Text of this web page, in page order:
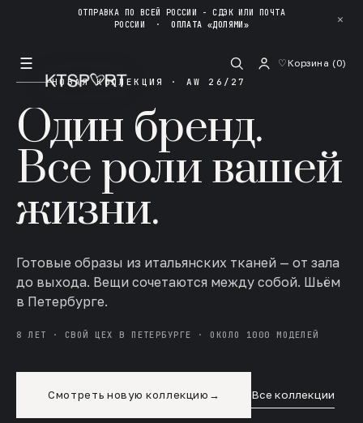
ОТПРАВКА ПО ВСЕЙ РОССИИ - СДЭК ИЛИ ПОЧТА
РОССИИ ·ОПЛАТА «ДОЛЯМИ» ✕
☰ ♡Корзина (0)
НОВАЯ КОЛЛЕКЦИЯ · AW 26/27
Один бренд.
Все роли вашей
жизни.
Готовые образы из итальянских тканей — от зала
до выхода. Вещи сочетаются между собой. Шьём
в Петербурге.
8 ЛЕТ · СВОЙ ЦЕХ В ПЕТЕРБУРГЕ · ОКОЛО 1000 МОДЕЛЕЙ
Смотреть новую коллекцию → Все коллекции